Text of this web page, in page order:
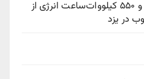
احصا دو میلیون و ۵۰۹ هزار و ۵۵۰ کیلووات‌ساعت انرژی از
در یزد